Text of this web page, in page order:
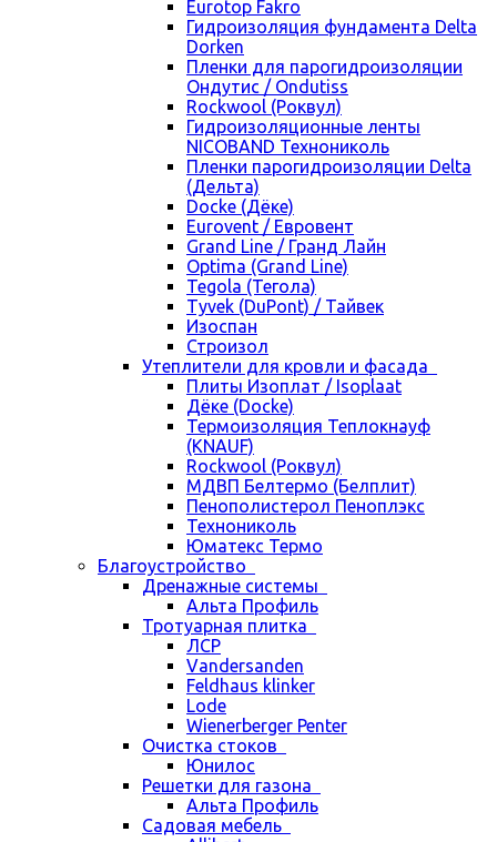
Eurotop Fakro
Гидроизоляция фундамента Delta
Dorken
Пленки для парогидроизоляции
Ондутис / Ondutiss
Rockwool (Роквул)
Гидроизоляционные ленты
NICOBAND Технониколь
Пленки парогидроизоляции Delta
(Дельта)
Docke (Дёке)
Eurovent / Евровент
Grand Line / Гранд Лайн
Optima (Grand Line)
Tegola (Тегола)
Tyvek (DuPont) / Тайвек
Изоспан
Строизол
Утеплители для кровли и фасада
Плиты Изоплат / Isoplaat
Дёке (Docke)
Термоизоляция Теплокнауф
(KNAUF)
Rockwool (Роквул)
МДВП Белтермо (Белплит)
Пенополистерол Пеноплэкс
Технониколь
Юматекс Термо
Благоустройство
Дренажные системы
Альта Профиль
Тротуарная плитка
ЛСР
Vandersanden
Feldhaus klinker
Lode
Wienerberger Penter
Очистка стоков
Юнилос
Решетки для газона
Альта Профиль
Садовая мебель